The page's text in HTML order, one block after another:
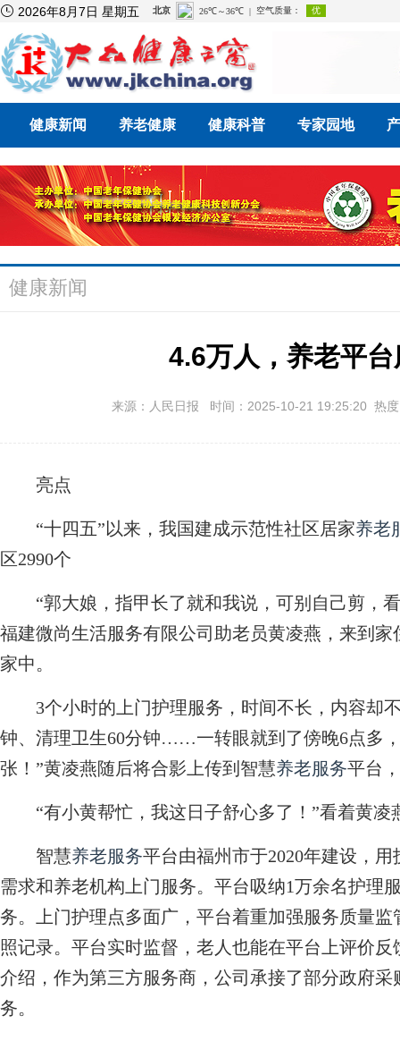
 2026年8月7日 星期五
健康新闻 养老健康 健康科普 专家园地
健康新闻
4.6万人，养老平
来源：人民日报 时间：2025-10-21 19:25:20 热
亮点
“十四五”以来，我国建成示范性社区居家养老
区2990个
“郭大娘，指甲长了就和我说，可别自己剪，看
福建微尚生活服务有限公司助老员黄凌燕，来到
家中。
3个小时的上门护理服务，时间不长，内容却不
钟、清理卫生60分钟……一转眼就到了傍晚6点多
张！”黄凌燕随后将合影上传到智慧养老服务平台
“有小黄帮忙，我这日子舒心多了！”看着黄凌
智慧养老服务平台由福州市于2020年建设，
需求和养老机构上门服务。平台吸纳1万余名护理
务。上门护理点多面广，平台着重加强服务质量
照记录。平台实时监督，老人也能在平台上评价
介绍，作为第三方服务商，公司承接了部分政府
务。